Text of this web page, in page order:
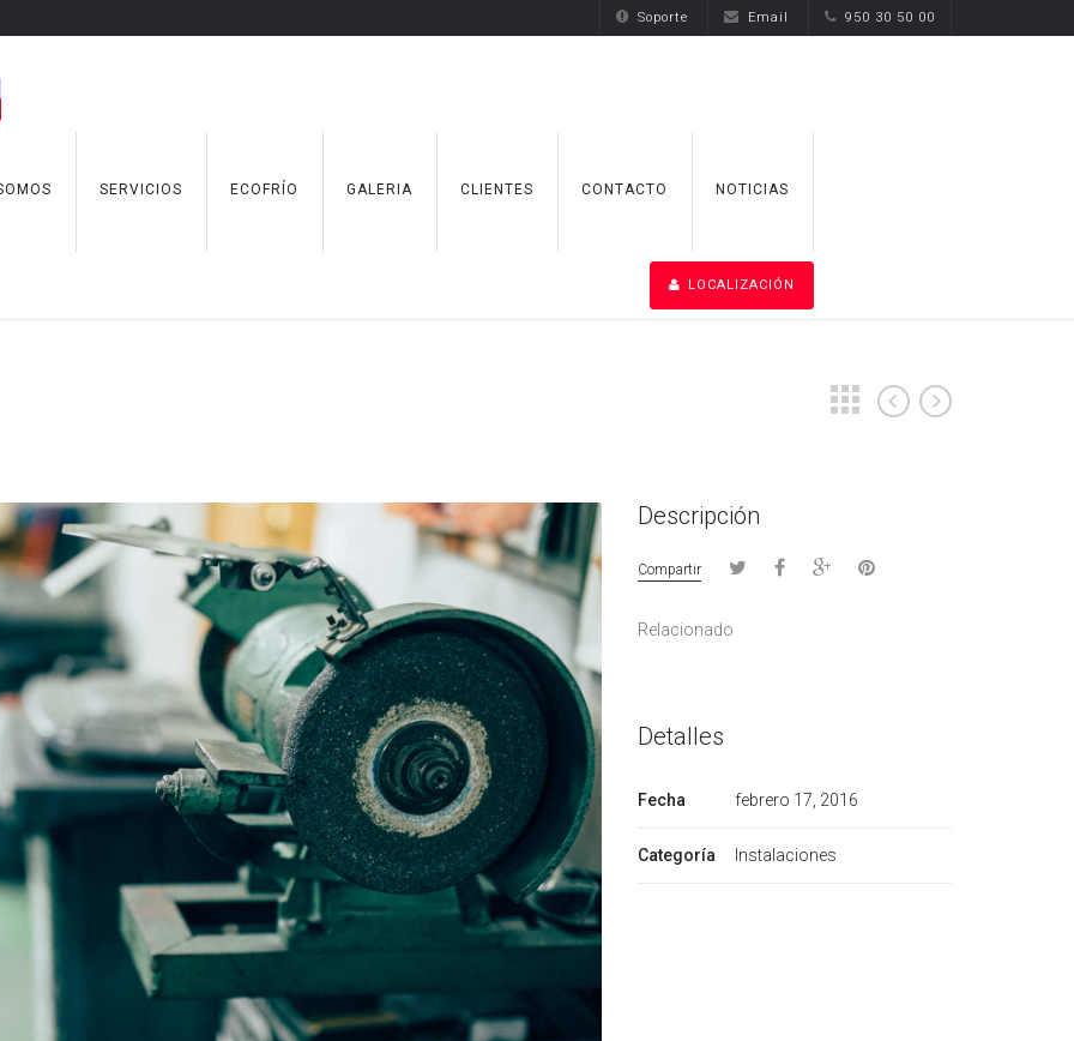
Soporte Email 950 30 50 00
SERVICIOS ECOFRÍO GALERIA CLIENTES CONTACTO NOTICIAS
LOCALIZACIÓN
Descripción
Compartir
Relacionado
Detalles
Fecha febrero 17, 2016
Categoría Instalaciones